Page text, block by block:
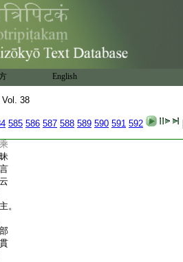
English
38
585 586 587 588 589 590 591 592
華
答
。